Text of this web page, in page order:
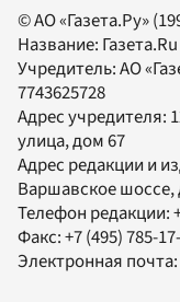
© АО «Газета.Ру»
Название: Газета.Ru
Учредитель:АО
7743625728
Адрес учредителя:
улица, дом 67
Адрес редакции и
Варшавское шоссе,
Телефон редакции:
Факс:+7 (495) 785-
Электронная почта: